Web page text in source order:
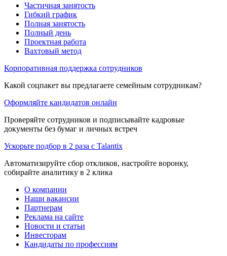
Частичная занятость
Гибкий график
Полная занятость
Полный день
Проектная работа
Вахтовый метод
Корпоративная поддержка сотрудников
Какой соцпакет вы предлагаете семейным сотрудникам?
Оформляйте кандидатов онлайн
Проверяйте сотрудников и подписывайте кадровые
документы без бумаг и личных встреч
Ускорьте подбор в 2 раза с Talantix
Автоматизируйте сбор откликов, настройте воронку,
собирайте аналитику в 2 клика
О компании
Наши вакансии
Партнерам
Реклама на сайте
Новости и статьи
Инвесторам
Кандидаты по профессиям